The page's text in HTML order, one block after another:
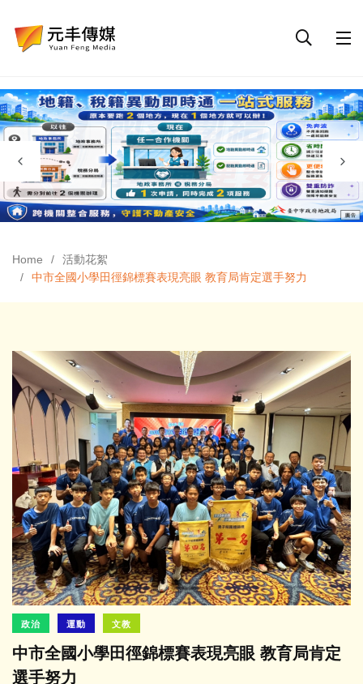
Home
活動花絮
中市全國小學田徑錦標賽表現亮眼 教育局肯定選手努力
政治 運動 文教
中市全國小學田徑錦標賽表現亮眼 教育局肯定
選手努力